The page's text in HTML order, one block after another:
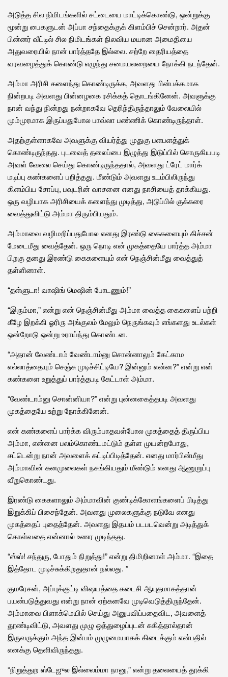
அடுத்த சில நிமிடங்களில் சட்டையை மாட்டிக்கொண்டு, ஒன்றுக்கு
மூன்று பைகளுடன் அப்பா சந்தைக்குக் கிளம்பிச் சென்றார். அதன்
பின்னர் வீட்டில் சில நிமிடங்கள் நிலவிய மயான அமைதியை
அதுவரையில் நான் பார்த்ததே இல்லை. சற்றே தைரியத்தை
வரவழைத்துக் கொண்டு எழுந்து சமையலறையை நோக்கி நடந்தேன்.
அம்மா அரிசி களைந்து கொண்டிருக்க, அவளது பின்பக்கமாக
நின்றபடி அவளது பின்னழகை ரசிக்கத் தொடங்கினேன். அவளுக்கு
நான் வந்து நின்றது நன்றாகவே தெரிந்திருந்தாலும் வேலையில்
மும்முரமாக இருப்பதுபோல பாவ்லா பண்ணிக் கொண்டிருந்தாள்.
அதற்குள்ளாகவே அவளுக்கு வியர்த்து முதுகு பளபளத்துக்
கொண்டிருந்தது. புடவைத் தலைப்பை இழுத்து இடுப்பில் சொருகியபடி
அவள் வேலை செய்து கொண்டிருந்ததால், அவளது ட்ரேட் மார்க்
மடிப்பு கண்களைப் பறித்தது. மீண்டும் அவளது உடம்பிலிருந்து
கிளம்பிய சோப்பு, பவுடரின் வாசனை எனது நாசியைத் தாக்கியது.
ஒரு வழியாக அரிசியைக் களைந்து முடித்து, அடுப்பில் குக்கரை
வைத்துவிட்டு அம்மா திரும்பியதும்.
அம்மாவை வழிமறிப்பதுபோல எனது இரண்டு கைகளையும் கிச்சன்
மேடைமீது வைத்தேன். ஒரு நொடி என் முகத்தையே பார்த்த அம்மா
பிறகு தனது இரண்டு கைகளையும் என் நெஞ்சின்மீது வைத்துத்
தள்ளினாள்.
“தள்ளுடா! வாஷிங் மெஷின் போடணும்!”
“இரும்மா,” என்று என் நெஞ்சின்மீது அம்மா வைத்த கைகளைப் பற்றி
கீழே இறக்கி ஓரிரு அங்குலம் மேலும் நெருங்கவும் எங்களது உடல்கள்
ஒன்றோடு ஒன்று உராய்ந்து கொண்டன.
“அதான் வேண்டாம் வேண்டாம்னு சொன்னாலும் கேட்காம
எல்லாத்தையும் செஞ்சு முடிச்சிட்டியே? இன்னும் என்ன?” என்று என்
கண்களை உறுத்துப் பார்த்தபடி கேட்டாள் அம்மா.
“வேண்டாம்னு சொன்னியா?” என்று புன்னகைத்தபடி அவளது
முகத்தையே உற்று நோக்கினேன்.
என் கண்களைப் பார்க்க விரும்பாதவள்போல முகத்தைத் திருப்பிய
அம்மா, என்னை பலம்கொண்டமட்டும் தள்ள முயன்றபோது,
சட்டென்று நான் அவளைக் கட்டிப்பிடித்தேன். எனது மார்பின்மீது
அம்மாவின் கனமுலைகள் நசுங்கியதும் மீண்டும் எனது ஆணுறுப்பு
வீறுகொண்டது.
இரண்டு கைகளாலும் அம்மாவின் குண்டிக்கோளங்களைப் பிடித்து
இறுக்கிப் பிசைந்தேன். அவளது முலைகளுக்கு நடுவே எனது
முகத்தைப் புதைத்தேன். அவளது இதயம் படபடவென்று அடித்துக்
கொள்வதை என்னால் உணர முடிந்தது.
“ஸ்ஸ்! சந்துரு, போதும் நிறுத்து!” என்று திமிறினாள் அம்மா. “இதை
இத்தோட முடிச்சுக்கிறதுதான் நல்லது. ”
குமரேசன், அப்புக்குட்டி விஷயத்தை கடைசி ஆயுதமாகத்தான்
பயன்படுத்துவது என்று நான் ஏற்கனவே முடிவெடுத்திருந்தேன்.
அம்மாவை பிளாக்மெயில் செய்து அனுபவிப்பதைவிட, அவளைத்
தூண்டிவிட்டு, அவளது முழு ஒத்துழைப்புடன் சுகித்தால்தான்
இருவருக்கும் அந்த இன்பம் முழுமையாகக் கிடைக்கும் என்பதில்
எனக்கு தெளிவிருந்தது.
“நிறுத்துற ஸ்டேஜுல இல்லைம்மா நானு,” என்று தலையைத் தூக்கி